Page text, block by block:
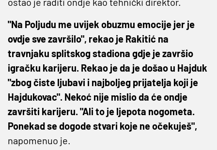
"Na Poljudu me uvijek obuzmu emocije jer je
ovdje sve završilo", rekao je Rakitić na
travnjaku splitskog stadiona gdje je završio
igračku karijeru. Rekao je da je došao u Hajduk
"zbog čiste ljubavi i najboljeg prijatelja koji je
Hajdukovac". Nekoć nije mislio da će ondje
završiti karijeru. "Ali to je ljepota nogometa.
Ponekad se dogode stvari koje ne očekuješ",
napomenuo je.